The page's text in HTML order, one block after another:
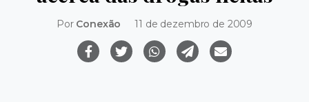
Por Conexão 11 de dezembro de 2009